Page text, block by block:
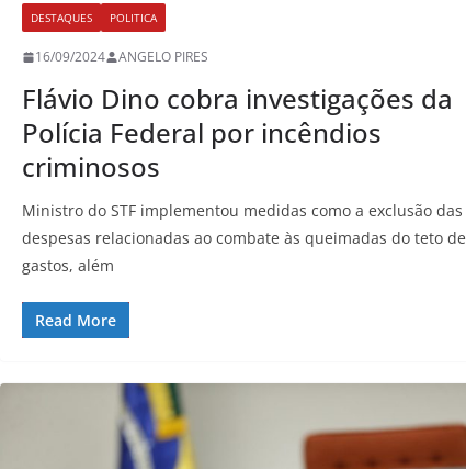
DESTAQUES POLITICA
16/09/2024 ANGELO PIRES
Flávio Dino cobra investigações da
Polícia Federal por incêndios
criminosos
Ministro do STF implementou medidas como a exclusão das
despesas relacionadas ao combate às queimadas do teto de
gastos, além
Read More